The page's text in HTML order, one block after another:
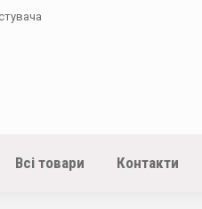
Всі товари Контакти